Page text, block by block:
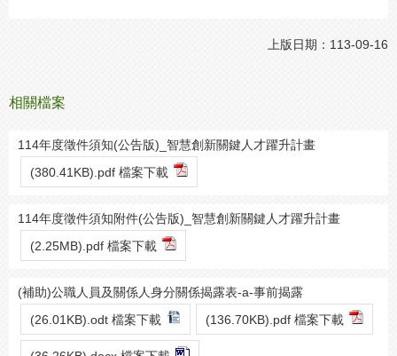
上版日期：113-09-16
相關檔案
114年度徵件須知(公告版)_智慧創新關鍵人才躍升計畫
(380.41KB).pdf 檔案下載
114年度徵件須知附件(公告版)_智慧創新關鍵人才躍升計畫
(2.25MB).pdf 檔案下載
(補助)公職人員及關係人身分關係揭露表-a-事前揭露
(26.01KB).odt 檔案下載
(136.70KB).pdf 檔案下載